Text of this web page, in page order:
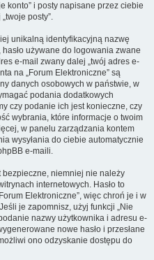
konto” i posty napisane przez ciebie
posty”.
unikalną identyfikacyjną nazwę
używane do logowania zwane
e-mail zwany dalej „twój adres e-
na „Forum Elektroniczne” są
danych osobowych w państwie, w
podania dodatkowych
czy podanie ich jest konieczne, czy
wybrania, które informacje o twoim
w panelu zarządzania kontem
wysyłania do ciebie automatycznie
e-maili.
bezpieczne, niemniej nie należy
internetowych. Hasło to
Elektroniczne”, więc chroń je i w
je zapomnisz, użyj funkcji „Nie
nazwy użytkownika i adresu e-
nowe hasło i przesłane
ono odzyskanie dostępu do